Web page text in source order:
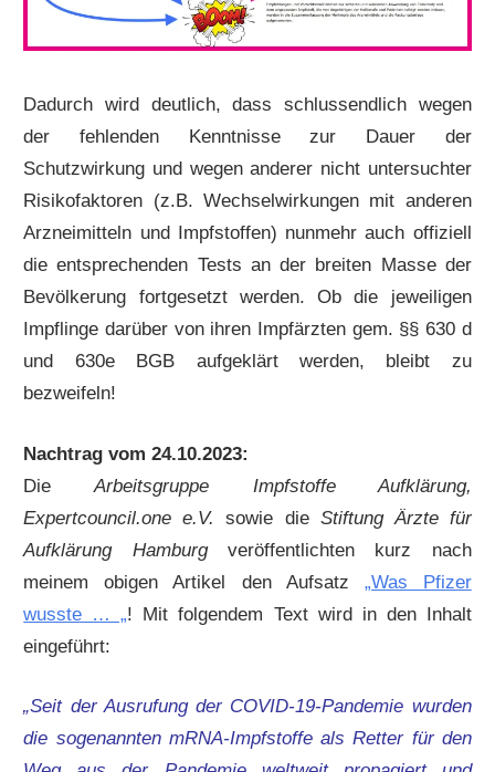
Dadurch wird deutlich, dass schlussendlich wegen
der fehlenden Kenntnisse zur Dauer der
Schutzwirkung und wegen anderer nicht untersuchter
Risikofaktoren (z.B. Wechselwirkungen mit anderen
Arzneimitteln und Impfstoffen) nunmehr auch offiziell
die entsprechenden Tests an der breiten Masse der
Bevölkerung fortgesetzt werden. Ob die jeweiligen
Impflinge darüber von ihren Impfärzten gem. §§ 630 d
und 630e BGB aufgeklärt werden, bleibt zu
bezweifeln!
Nachtrag vom 24.10.2023:
DieArbeitsgruppe Impfstoffe Aufklärung,
Expertcouncil.one e.V.
sowie die Stiftung Ärzte für
Aufklärung Hamburgveröffentlichten kurz nach
meinem obigen Artikel den Aufsatz „Was Pfizer
wusste … „! Mit folgendem Text wird in den Inhalt
eingeführt:
„Seit der Ausrufung der COVID-19-Pandemie wurden
die sogenannten mRNA-Impfstoffe als Retter für den